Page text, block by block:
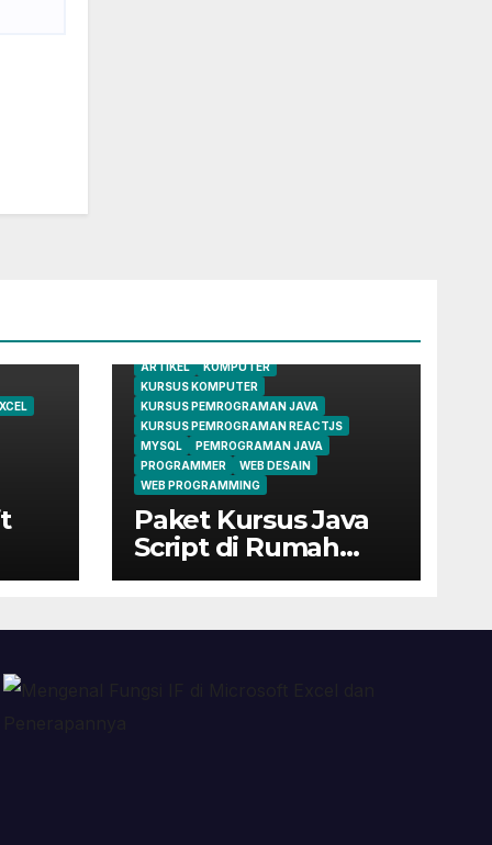
ARTIKEL
KOMPUTER
KURSUS KOMPUTER
KURSUS PEMROGRAMAN JAVA
KURSUS PEMROGRAMAN REACTJS
MYSQL
PEMROGRAMAN JAVA
PROGRAMMER
WEB DESAIN
WEB PROGRAMMING
Paket Kursus Java
Script di Rumah
Belajar Komputer